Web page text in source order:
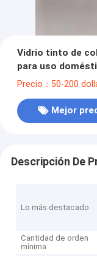
Vidrio tinto de
para uso
Precio：50-200
Mejor
Descripción De
Lo más destacado
Cantidad de orden
mínima